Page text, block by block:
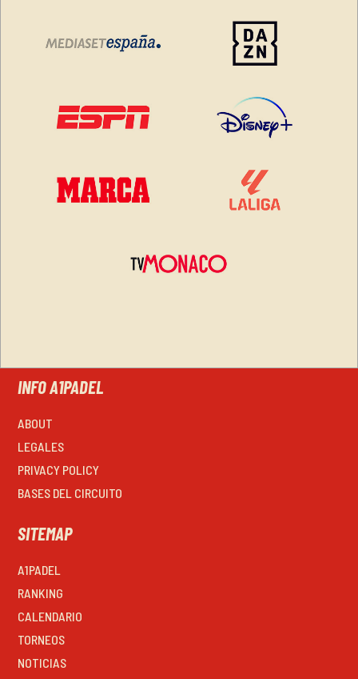
INFO A1PADEL
ABOUT
LEGALES
PRIVACY POLICY
BASES DEL CIRCUITO
SITEMAP
A1PADEL
RANKING
CALENDARIO
TORNEOS
NOTICIAS